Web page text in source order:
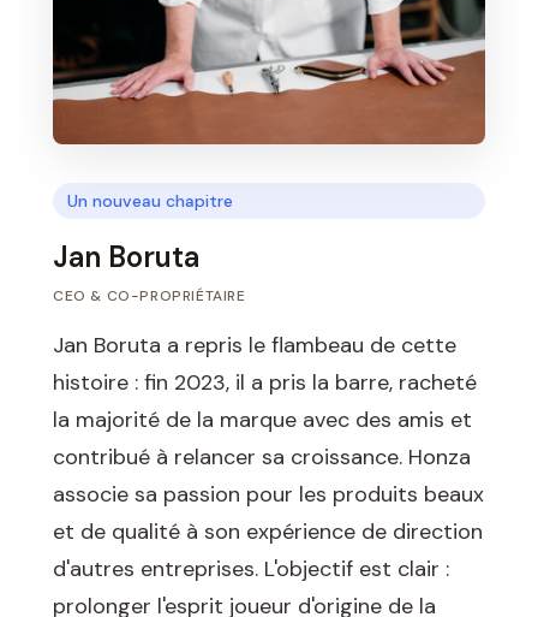
Un nouveau chapitre
Jan Boruta
CEO & CO-PROPRIÉTAIRE
Jan Boruta a repris le flambeau de cette
histoire : fin 2023, il a pris la barre, racheté
la majorité de la marque avec des amis et
contribué à relancer sa croissance. Honza
associe sa passion pour les produits beaux
et de qualité à son expérience de direction
d'autres entreprises. L'objectif est clair :
prolonger l'esprit joueur d'origine de la